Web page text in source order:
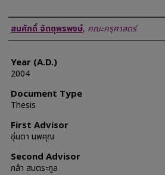
Author
สมศักดิ์ จัตตุพรพงษ์, คณะครุศาสตร์
Year (A.D.)
2004
Document Type
Thesis
First Advisor
อุ่นตา นพคุณ
Second Advisor
กล้า สมตระกูล